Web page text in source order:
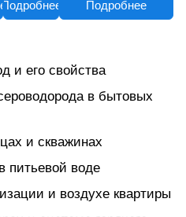
Подробнее Подробнее
и его свойства
в бытовых
и скважинах
питьевой воде
и воздухе квартиры